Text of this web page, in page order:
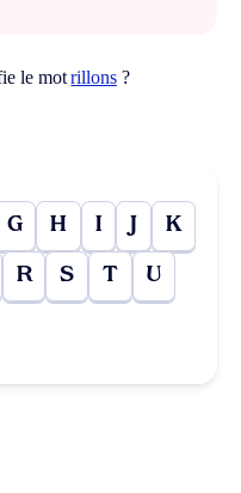
le motrillons?
G H I J K
R S T U